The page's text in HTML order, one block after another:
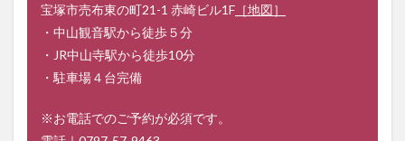
宝塚市売布東の町21-1 赤崎ビル1F ［地図］
・中山観音駅から徒歩５分
・JR中山寺駅から徒歩10分
・駐車場４台完備
※お電話でのご予約が必須です。